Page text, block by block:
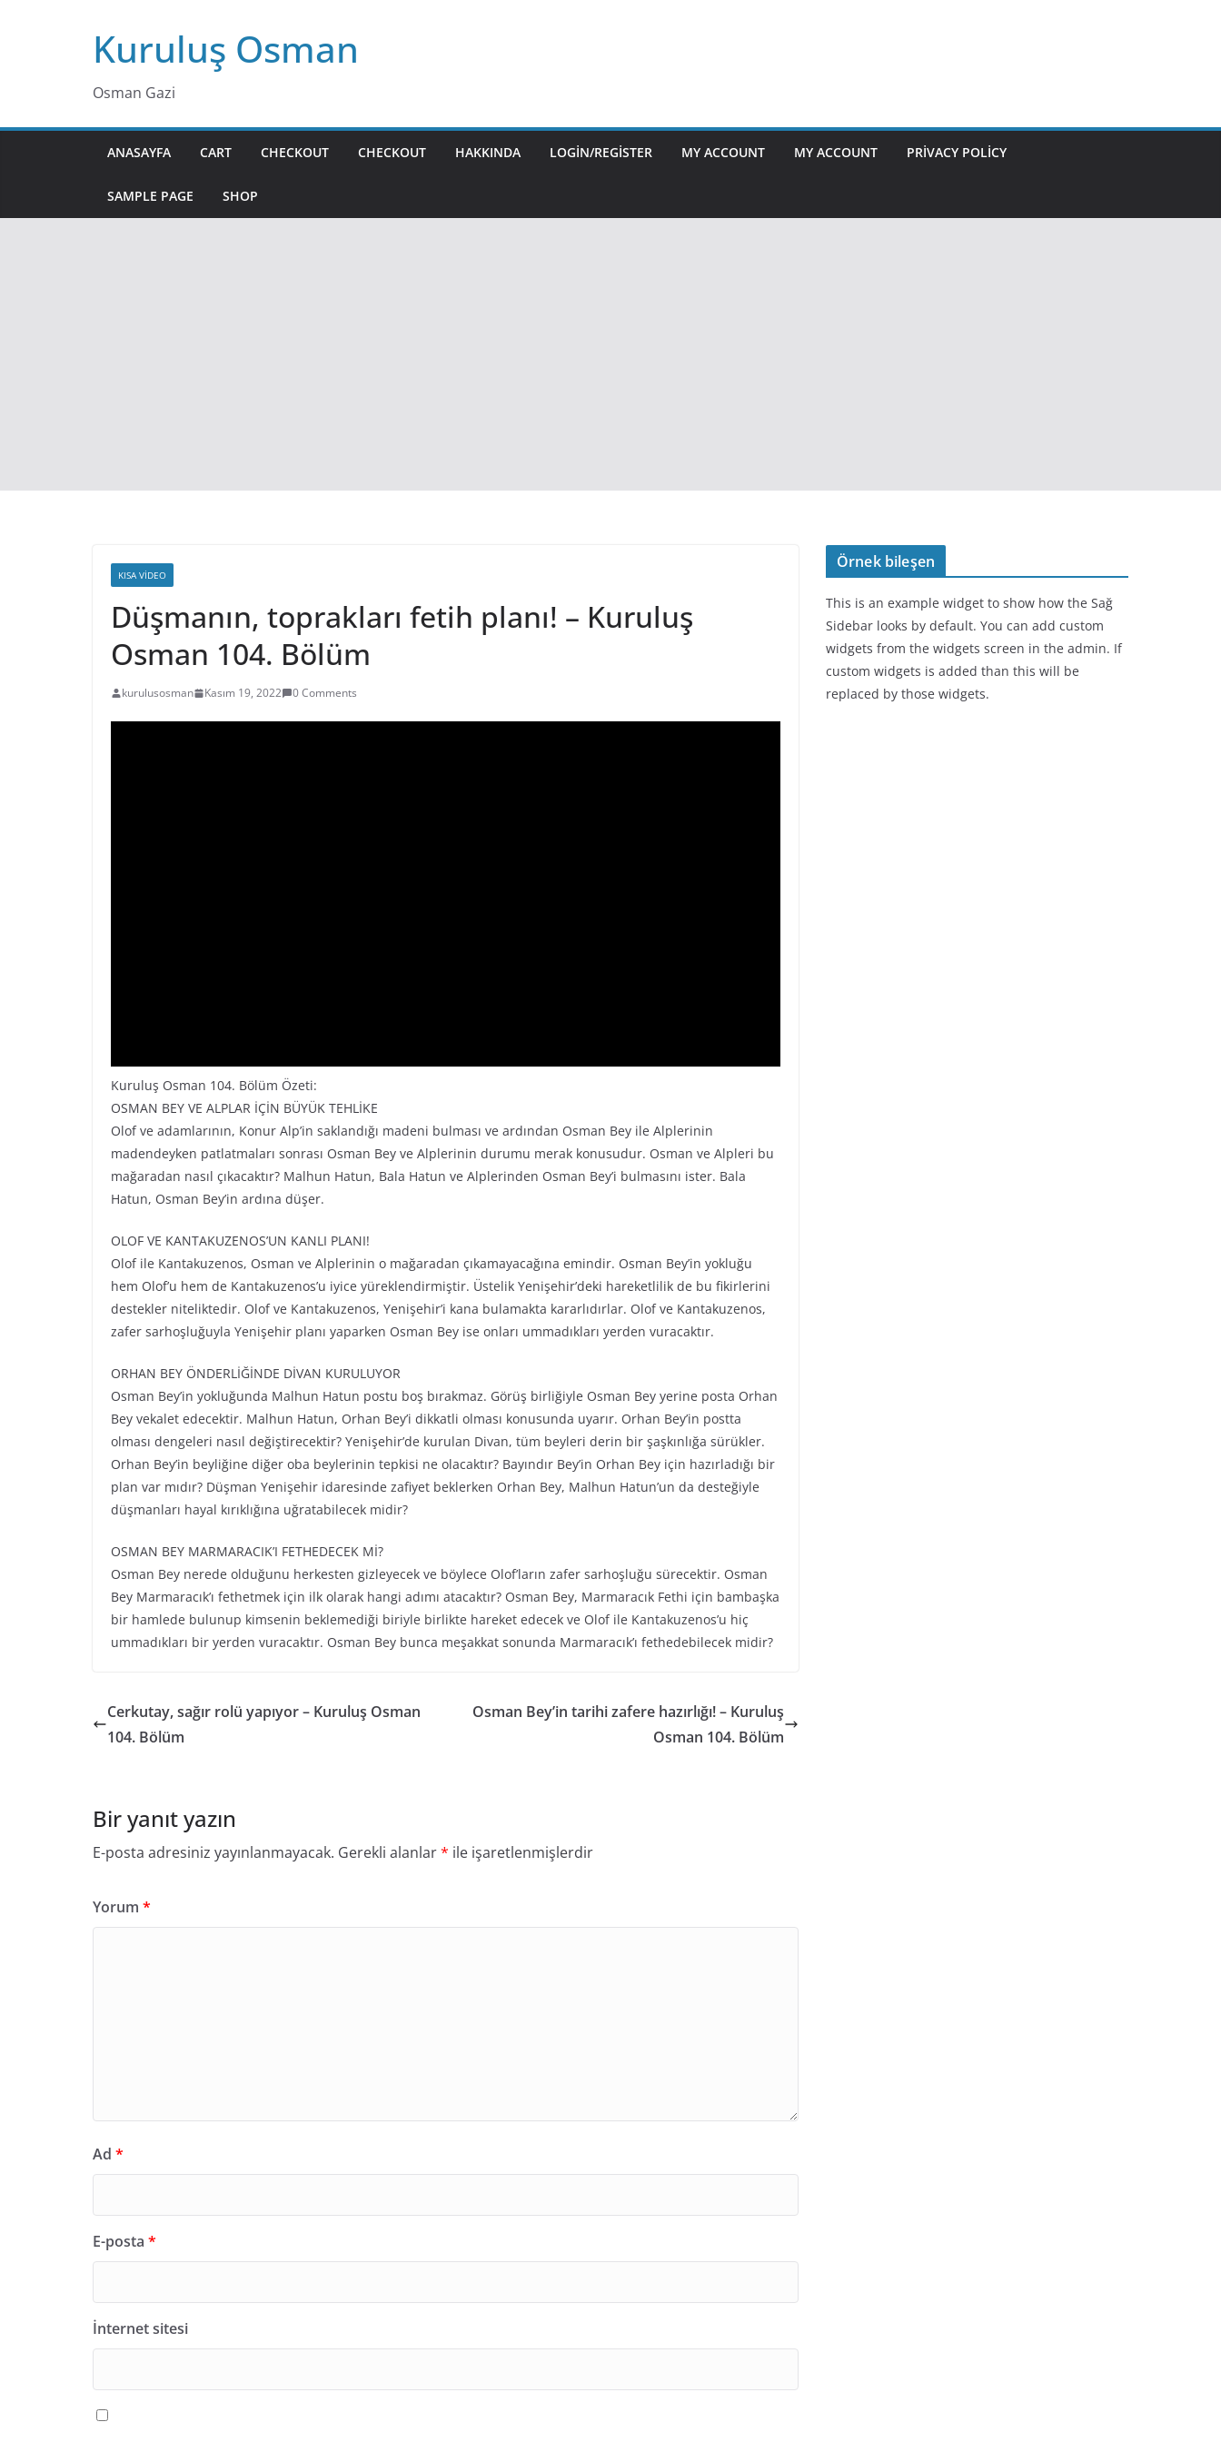
Kuruluş Osman
Osman Gazi
ANASAYFA CART CHECKOUT CHECKOUT HAKKINDA LOGIN/REGISTER MY ACCOUNT MY ACCOUNT PRIVACY POLICY
SAMPLE PAGE SHOP
KISA VIDEO
Düşmanın, toprakları fetih planı! – Kuruluş
Osman 104. Bölüm
kurulusosman Kasım 19, 2022 0 Comments
Kuruluş Osman 104. Bölüm Özeti:
OSMAN BEY VE ALPLAR İÇİN BÜYÜK TEHLİKE
Olof ve adamlarının, Konur Alp’in saklandığı madeni bulması ve ardından Osman Bey ile Alplerinin
madendeyken patlatmaları sonrası Osman Bey ve Alplerinin durumu merak konusudur. Osman ve Alpleri bu
mağaradan nasıl çıkacaktır? Malhun Hatun, Bala Hatun ve Alplerinden Osman Bey’i bulmasını ister. Bala
Hatun, Osman Bey’in ardına düşer.
OLOF VE KANTAKUZENOS’UN KANLI PLANI!
Olof ile Kantakuzenos, Osman ve Alplerinin o mağaradan çıkamayacağına emindir. Osman Bey’in yokluğu
hem Olof’u hem de Kantakuzenos’u iyice yüreklendirmiştir. Üstelik Yenişehir’deki hareketlilik de bu fikirlerini
destekler niteliktedir. Olof ve Kantakuzenos, Yenişehir’i kana bulamakta kararlıdırlar. Olof ve Kantakuzenos,
zafer sarhoşluğuyla Yenişehir planı yaparken Osman Bey ise onları ummadıkları yerden vuracaktır.
ORHAN BEY ÖNDERLİĞİNDE DİVAN KURULUYOR
Osman Bey’in yokluğunda Malhun Hatun postu boş bırakmaz. Görüş birliğiyle Osman Bey yerine posta Orhan
Bey vekalet edecektir. Malhun Hatun, Orhan Bey’i dikkatli olması konusunda uyarır. Orhan Bey’in postta
olması dengeleri nasıl değiştirecektir? Yenişehir’de kurulan Divan, tüm beyleri derin bir şaşkınlığa sürükler.
Orhan Bey’in beyliğine diğer oba beylerinin tepkisi ne olacaktır? Bayındır Bey’in Orhan Bey için hazırladığı bir
plan var mıdır? Düşman Yenişehir idaresinde zafiyet beklerken Orhan Bey, Malhun Hatun’un da desteğiyle
düşmanları hayal kırıklığına uğratabilecek midir?
OSMAN BEY MARMARACIK’I FETHEDECEK Mİ?
Osman Bey nerede olduğunu herkesten gizleyecek ve böylece Olof’ların zafer sarhoşluğu sürecektir. Osman
Bey Marmaracık’ı fethetmek için ilk olarak hangi adımı atacaktır? Osman Bey, Marmaracık Fethi için bambaşka
bir hamlede bulunup kimsenin beklemediği biriyle birlikte hareket edecek ve Olof ile Kantakuzenos’u hiç
ummadıkları bir yerden vuracaktır. Osman Bey bunca meşakkat sonunda Marmaracık’ı fethedebilecek midir?
Cerkutay, sağır rolü yapıyor – Kuruluş Osman
104. Bölüm
Osman Bey’in tarihi zafere hazırlığı! – Kuruluş
Osman 104. Bölüm
Bir yanıt yazın
E-posta adresiniz yayınlanmayacak. Gerekli alanlar* ile işaretlenmişlerdir
Yorum *
Ad *
E-posta *
İnternet sitesi
Örnek bileşen
This is an example widget to show how the Sağ
Sidebar looks by default. You can add custom
widgets from the widgets screen in the admin. If
custom widgets is added than this will be
replaced by those widgets.